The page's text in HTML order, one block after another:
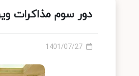
دور سوم مذاکرات
1401/07/27